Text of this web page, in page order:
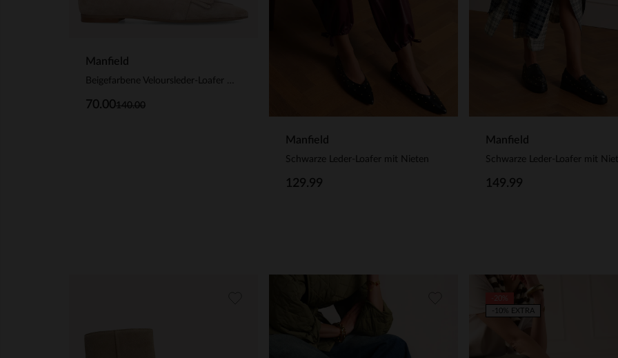
Manfield
Beigefarbene Veloursleder-Loafer mit goldfarbenen Nieten
140.00
70.00
Manfield
Schwarze Leder-Loafer mit Nieten
129.99
Manfield
Schwarze Leder-Loafer mit
149.99
-10% EXTRA